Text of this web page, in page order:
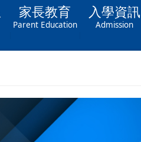
家長教育
Parent Education
入學資訊
Admission